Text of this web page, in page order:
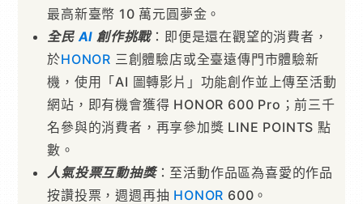
最高新臺幣 10 萬元圓夢金。
全民 AI 創作挑戰：即便是還在觀望的消費者，
於HONOR 三創體驗店或全臺遠傳門市體驗新
機，使用「AI 圖轉影片」功能創作並上傳至活動
網站，即有機會獲得 HONOR 600 Pro；前三千
名參與的消費者，再享參加獎 LINE POINTS 點
數。
人氣投票互動抽獎：至活動作品區為喜愛的作品
按讚投票，週週再抽 HONOR 600。